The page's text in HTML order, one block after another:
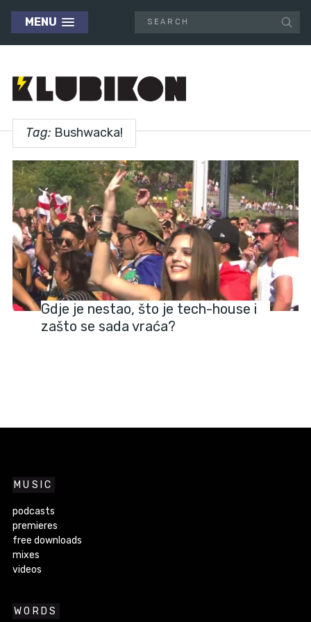
MENU
Tag: Bushwacka!
NEWS
Gdje je nestao, što je tech-house i
zašto se sada vraća?
MUSIC
podcasts
premieres
free downloads
mixes
videos
WORDS